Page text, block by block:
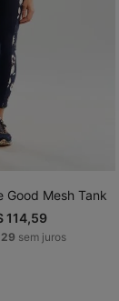
AO
Good Mesh Tank
114,59
29 sem juros